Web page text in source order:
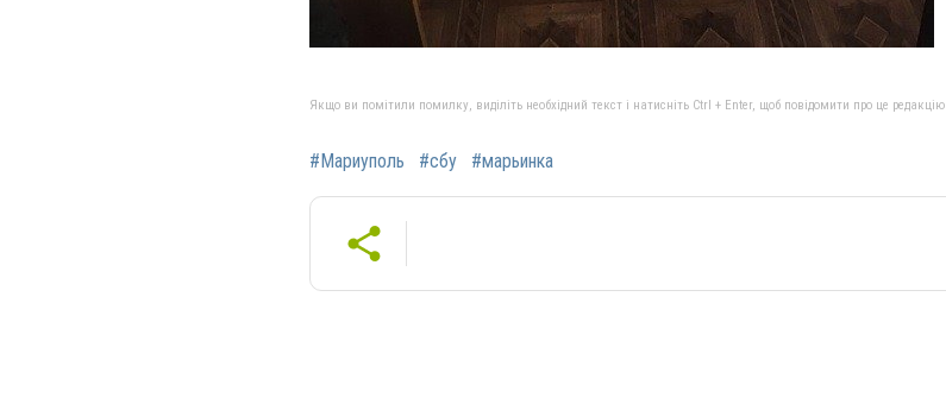
Якщо ви помітили помилку, виділіть необхідний текст і натисніть Ctrl + Enter, щоб повідомити про це редакцію
#Мариуполь #сбу #марьинка